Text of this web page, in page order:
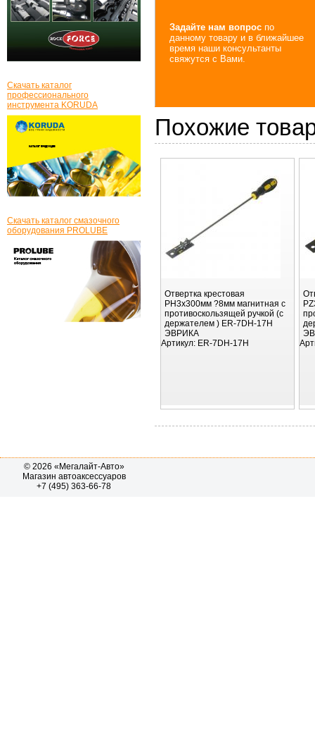
Задайте нам вопрос по
данному товару и в ближайшее
время наши консультанты
свяжутся с Вами.
Похожие
Отвертка крестовая
PH3х300мм ?8мм магнитная с
противоскользящей ручкой (с
держателем ) ER-7DH-17H
ЭВРИКА
Артикул: ER-7DH-17H
Скачать каталог
профессионального
инструмента KORUDA
Скачать каталог смазочного
оборудования PROLUBE
© 2026 «Мегалайт-Авто»
Магазин автоаксессуаров
+7 (495) 363-66-78